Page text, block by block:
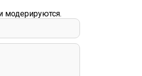
модерируются.